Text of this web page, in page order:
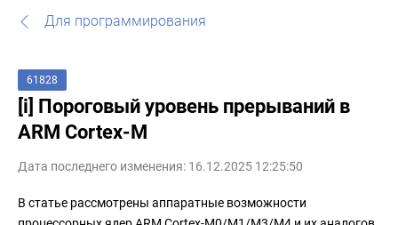
Для программирования
61828
[i] Пороговый уровень прерываний в
ARM Cortex-M
Дата последнего изменения: 16.12.2025 12:25:50
В статье рассмотрены аппаратные возможности